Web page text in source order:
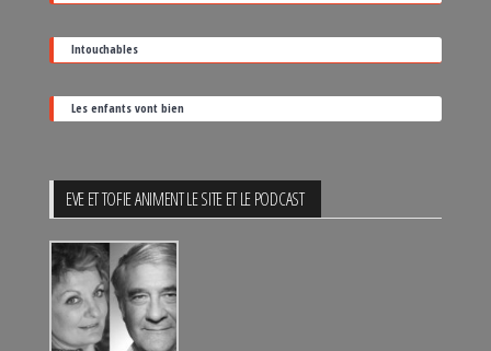
Intouchables
Les enfants vont bien
EVE ET TOFIE ANIMENT LE SITE ET LE PODCAST